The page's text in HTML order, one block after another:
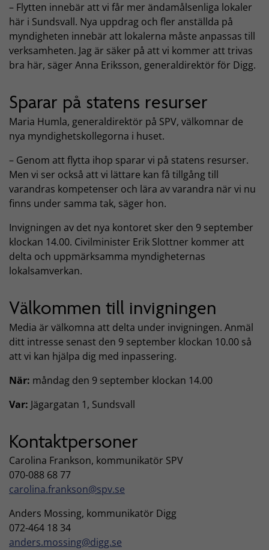
– Flytten innebär att vi får mer ändamålsenliga lokaler
här i Sundsvall. Nya uppdrag och fler anställda på
myndigheten innebär att lokalerna måste anpassas till
verksamheten. Jag är säker på att vi kommer att trivas
bra här, säger Anna Eriksson, generaldirektör för Digg.
Sparar på statens resurser
Maria Humla, generaldirektör på SPV, välkomnar de
nya myndighetskollegorna i huset.
– Genom att flytta ihop sparar vi på statens resurser.
Men vi ser också att vi lättare kan få tillgång till
varandras kompetenser och lära av varandra när vi nu
finns under samma tak, säger hon.
Invigningen av det nya kontoret sker den 9 september
klockan 14.00. Civilminister Erik Slottner kommer att
delta och uppmärksamma myndigheternas
lokalsamverkan.
Välkommen till invigningen
Media är välkomna att delta under invigningen. Anmäl
ditt intresse senast den 9 september klockan 10.00 så
att vi kan hjälpa dig med inpassering.
När: måndag den 9 september klockan 14.00
Var: Jägargatan 1, Sundsvall
Kontaktpersoner
Carolina Frankson, kommunikatör SPV
070-088 68 77
carolina.frankson@spv.se
Anders Mossing, kommunikatör Digg
072-464 18 34
anders.mossing@digg.se